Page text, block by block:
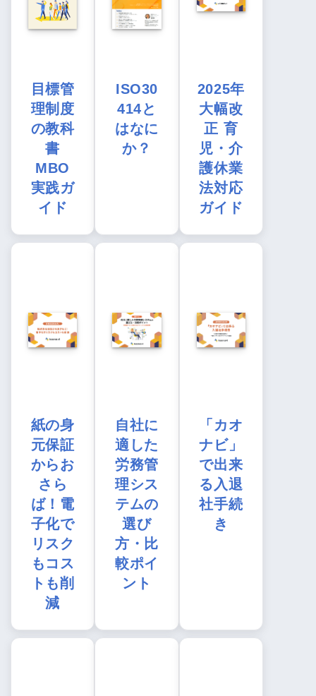
目標管
理制度
の教科
書
MBO
実践ガ
イド
ISO30
414と
はなに
か？
2025年
大幅改
正 育
児・介
護休業
法対応
ガイド
紙の身
元保証
からお
さら
ば！電
子化で
リスク
もコス
トも削
減
自社に
適した
労務管
理シス
テムの
選び
方・比
較ポイ
ント
「カオ
ナビ」
で出来
る入退
社手続
き